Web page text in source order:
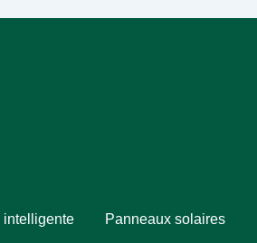
intelligente Panneaux solaires